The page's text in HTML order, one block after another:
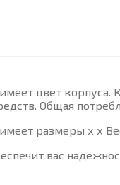
цвет корпуса.
Общая
размеры х х
вас